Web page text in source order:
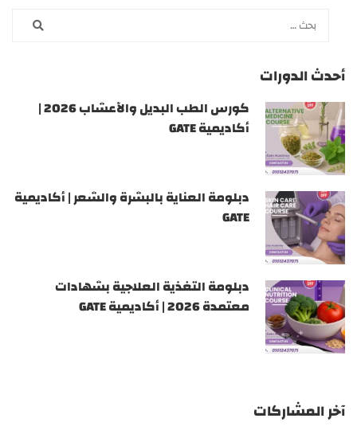
أحدث الدورات
كورس الطب البديل والأعشاب 2026 |
أكاديمية GATE
دبلومة العناية بالبشرة والشعر | أكاديمية
GATE
دبلومة التغذية العلاجية بشهادات
معتمدة 2026 | أكاديمية GATE
آخر المشاركات